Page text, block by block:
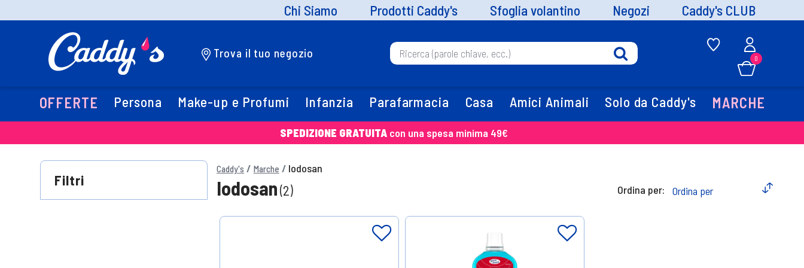
Chi Siamo Prodotti Caddy's Sfoglia volantino Negozi Caddy's CLUB
Trova il tuo negozio 0
OFFERTE Persona Make-up e Profumi Infanzia Parafarmacia Casa Amici Animali Solo da Caddy's MARCHE
SPEDIZIONE GRATUITA con una spesa minima 49€
Filtri
Caddy's Marche Iodosan
Iodosan(2) Ordina per: